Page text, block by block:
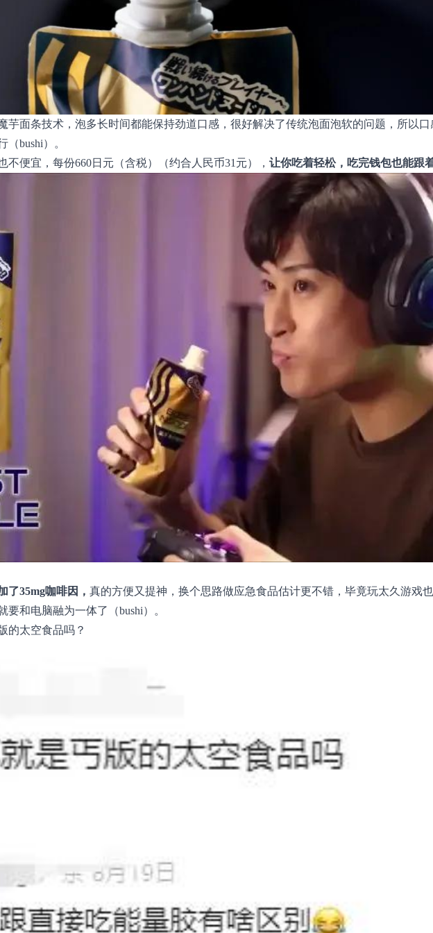
芋面条技术，泡多长时间都能保持劲道口感，很好解决了传统泡面泡软的问题，所以口
bushi）。
便宜，每份660日元（含税）（约合人民币31元）， 让你吃着轻松，吃完钱包也能跟
了35mg咖啡因， 真的方便又提神，换个思路做应急食品估计更不错，毕竟玩太久游戏
和电脑融为一体了（bushi）。
的太空食品吗？